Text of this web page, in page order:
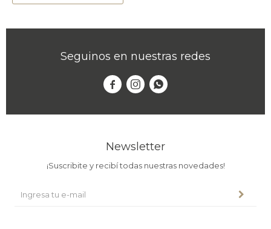
Seguinos en nuestras redes
  
Newsletter
¡Suscribite y recibí todas nuestras novedades!